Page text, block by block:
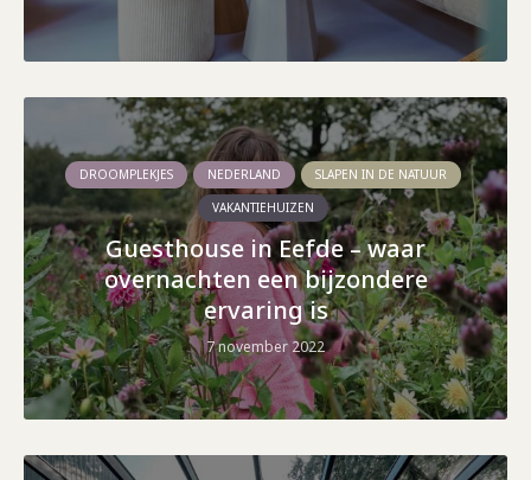
DROOMPLEKJES NEDERLAND
SLAPEN IN DE NATUUR
VAKANTIEHUIZEN
Guesthouse in Eefde – waar
overnachten een bijzondere
ervaring is
7 november 2022